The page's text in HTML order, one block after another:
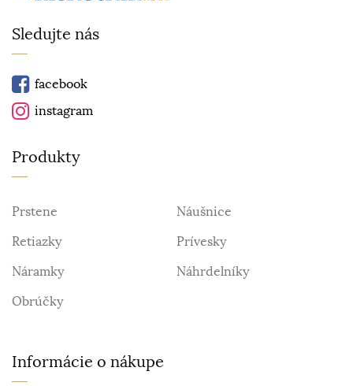
Sledujte nás
facebook
instagram
Produkty
Prstene
Náušnice
Retiazky
Prívesky
Náramky
Náhrdelníky
Obrúčky
Informácie o nákupe